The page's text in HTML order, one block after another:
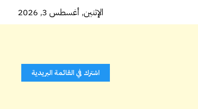
الإثنين, أغسطس 3, 2026
اشترك في القائمة البريدية